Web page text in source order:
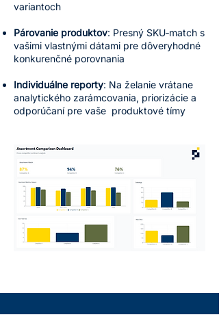
variantoch
Párovanie produktov: Presný SKU‑match s
vašimi vlastnými dátami pre dôveryhodné
konkurenčné porovnania
Individuálne reporty: Na želanie vrátane
analytického zarámcovania, priorizácie a
odporúčaní pre vaše produktové tímy